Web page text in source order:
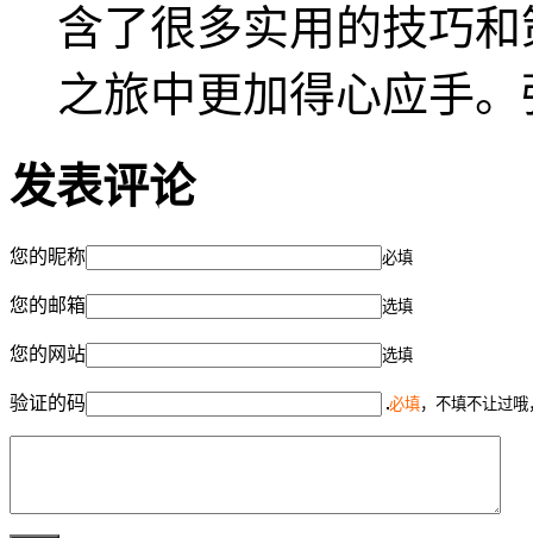
含了很多实用的技巧
之旅中更加得心应手
发表评论
您的昵称 必填
您的邮箱 选填
您的网站 选填
验证的码 必填，不填不让过